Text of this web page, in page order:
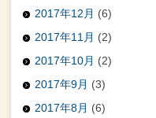
2017年12月 (6)
2017年11月 (2)
2017年10月 (2)
2017年9月 (3)
2017年8月 (6)